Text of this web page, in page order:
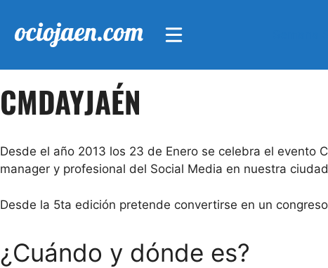
CMDAYJAÉN
Desde el año 2013 los 23 de Enero se celebra el evento
manager y profesional del Social Media en nuestra
Desde la 5ta edición pretende convertirse en un
¿Cuándo y dónde es?